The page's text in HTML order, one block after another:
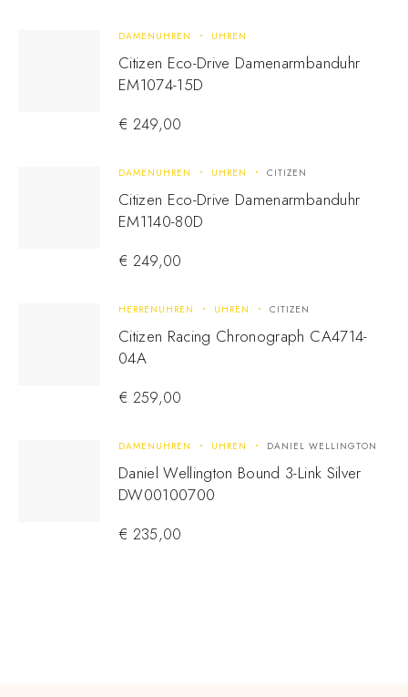
DAMENUHREN UHREN
Citizen Eco-Drive Damenarmbanduhr
EM1074-15D
€ 249,00
DAMENUHREN UHREN CITIZEN
Citizen Eco-Drive Damenarmbanduhr
EM1140-80D
€ 249,00
HERRENUHREN UHREN CITIZEN
Citizen Racing Chronograph CA4714-
04A
€ 259,00
DAMENUHREN UHREN DANIEL WELLINGTON
Daniel Wellington Bound 3-Link Silver
DW00100700
€ 235,00